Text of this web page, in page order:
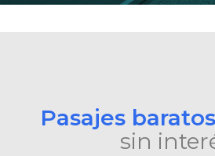
Pasajes baratos
sin